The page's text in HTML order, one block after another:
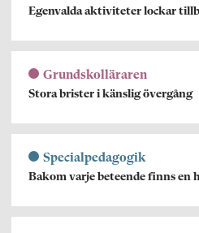
Egenvalda aktiviteter lockar
Grundskolläraren
Stora brister i känslig övergång
Specialpedagogik
Bakom varje beteende finns en